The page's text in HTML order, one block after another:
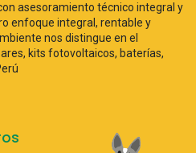
asesoramiento técnico integral y
enfoque integral, rentable y
nos distingue en el
kits fotovoltaicos, baterías,